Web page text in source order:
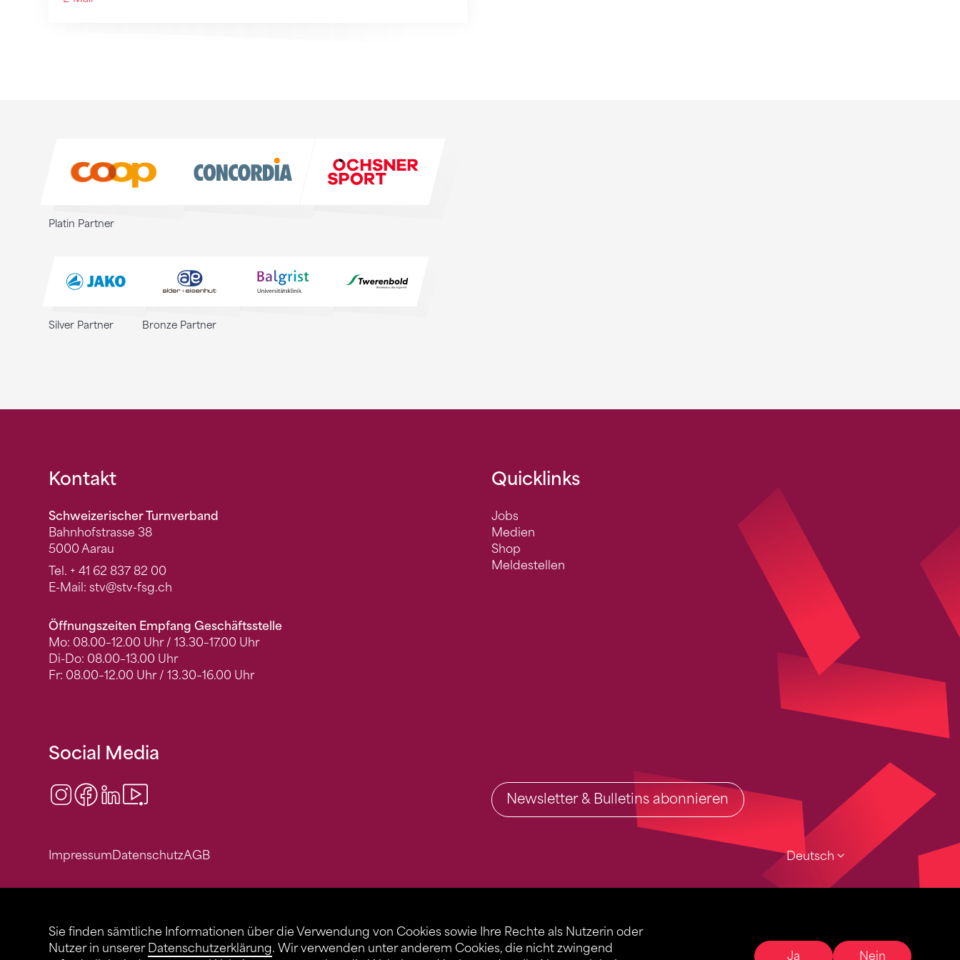
Sie finden sämtliche Informationen über die Verwendung von Cookies sowie Ihre Rechte als Nutzerin oder
Nutzer in unserer Datenschutzerklärung. Wir verwenden unter anderem Cookies, die nicht zwingend
Ja Nein
Platin Partner
Silver Partner Bronze Partner
Fusszeile
Kontakt
Schweizerischer Turnverband
Bahnhofstrasse 38
5000 Aarau
Tel. + 41 62 837 82 00
E-Mail: stv@stv-fsg.ch
Öffnungszeiten Empfang Geschäftsstelle
Mo: 08.00–12.00 Uhr / 13.30–17.00 Uhr
Di-Do: 08.00–13.00 Uhr
Fr: 08.00–12.00 Uhr / 13.30–16.00 Uhr
Quicklinks
Jobs
Medien
Shop
Meldestellen
Deutsch
Social Media
Instagram
Facebook
LinkedIn Newsletter & Bulletins abonnieren
ImpressumDatenschutzAGB